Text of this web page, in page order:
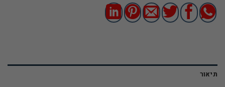
תיאור